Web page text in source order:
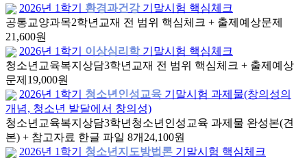
2026년 1학기
환경과건강 기말시험 핵심체크
공통교양과목2학년 교재 전 범위 핵심체크 + 출제예상문제
21,600원
2026년 1학기
이상심리학 기말시험 핵심체크
청소년교육복지상담3학년 교재 전 범위 핵심체크 + 출제예상
문제 19,000원
2026년 1학기
청소년인성교육 기말시험 과제물(창의성의
개념, 청소년 발달에서 창의성)
청소년교육복지상담3학년 청소년인성교육 과제물 완성본(견
본) + 참고자료 한글 파일 8개 24,100원
2026년 1학기
청소년지도방법론 기말시험 핵심체크